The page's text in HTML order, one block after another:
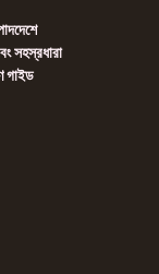
সহস্রধারা
গাইড